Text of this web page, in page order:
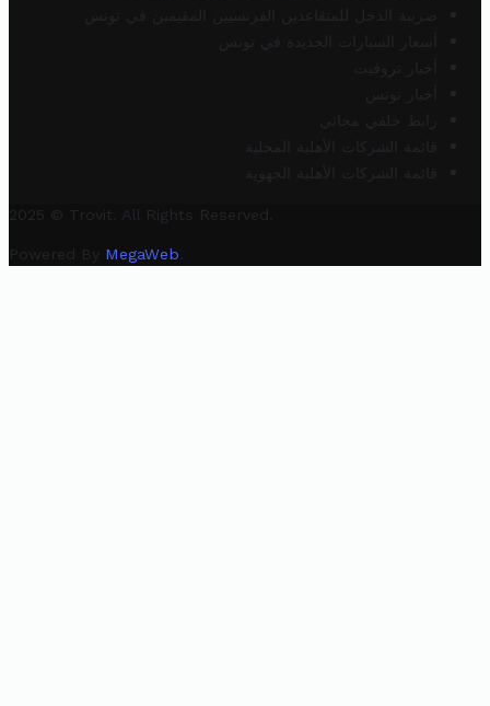
ضريبة الدخل للمتقاعدين الفرنسيين المقيمين في تونس
أسعار السيارات الجديدة في تونس
أخبار تروفيت
أخبار تونس
رابط خلفي مجاني
قائمة الشركات الأهلية المحلية
قائمة الشركات الأهلية الجهوية
2025 © Trovit. All Rights Reserved.
Powered By MegaWeb